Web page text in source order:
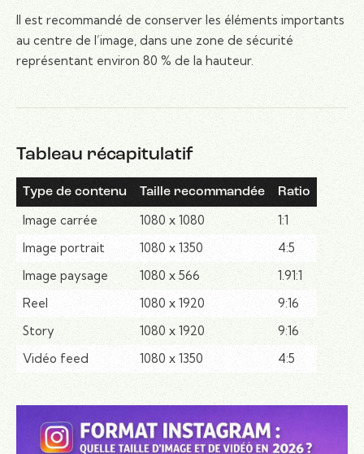
Il est recommandé de conserver les éléments importants
au centre de l’image, dans une zone de sécurité
représentant environ 80 % de la hauteur.
Tableau récapitulatif
Type de contenu Taille recommandée Ratio
Image carrée 1080 x 1080
1:1
Image portrait
1080 x 1350
4:5
Image paysage
1080 x 566
1.91:1
Reel
1080 x 1920
9:16
Story
1080 x 1920
9:16
Vidéo feed
1080 x 1350 4:5